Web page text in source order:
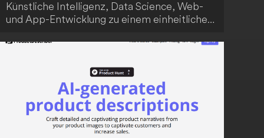
Künstliche Intelligenz, Data Science, Web-
und App-Entwicklung zu einem einheitlichen
genau das Richtige für dich! Das
Shop für technologische Lösungen, die
sowohl für Start-ups als auch etablierte
Firmen relevant sind. Mit der transparenten
und zugänglichen Preisgestaltung können
Kunden von den vielfältigen Möglichkeiten